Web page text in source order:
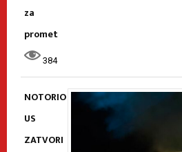
za
promet
384
NOTORIO
US
ZATVORI